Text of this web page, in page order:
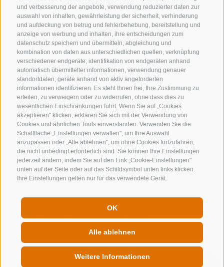
und verbesserung der angebote, verwendung reduzierter daten zur
auswahl von inhalten, gewährleistung der sicherheit, verhinderung
und aufdeckung von betrug und fehlerbehebung, bereitstellung und
anzeige von werbung und inhalten, ihre entscheidungen zum
datenschutz speichern und übermitteln, abgleichung und
kombination von daten aus unterschiedlichen quellen, verknüpfung
verschiedener endgeräte, identifikation von endgeräten anhand
automatisch übermittelter informationen, verwendung genauer
standortdaten, geräte anhand von aktiv angeforderten
informationen identifizieren. Es steht Ihnen frei, Ihre Zustimmung zu
erteilen, zu verweigern oder zu widerrufen, ohne dass dies zu
wesentlichen Einschränkungen führt. Wenn Sie auf „Cookies
akzeptieren" klicken, erklären Sie sich mit der Verwendung von
Cookies und ähnlichen Tools einverstanden. Verwenden Sie die
Schaltfläche „Einstellungen verwalten", um Ihre Auswahl
anzupassen oder „Alle ablehnen", um ohne Cookies fortzufahren,
die nicht unbedingt erforderlich sind. Sie können Ihre Einstellungen
jederzeit ändern, indem Sie auf den Link „Cookie-Einstellungen"
unten auf der Seite oder auf das Schildsymbol unten links klicken.
Ihre Einstellungen gelten nur für das verwendete Gerät.
OK
Alle ablehnen
Weitere Informationen
+39 0472 632 372
info@gossensass.org
NEWSLETTER
Bleib am Laufenden
Newsletter Anmelden
IMPRESSUM
MwSt. IT00167870211 - Str. Nr. 81000090217